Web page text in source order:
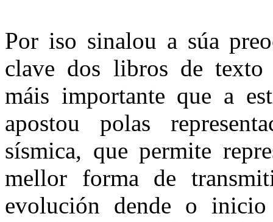
Por iso sinalou a súa
clave dos libros de texto
máis importante que a
apostou polas
sísmica, que permite
mellor forma de
evolución dende o